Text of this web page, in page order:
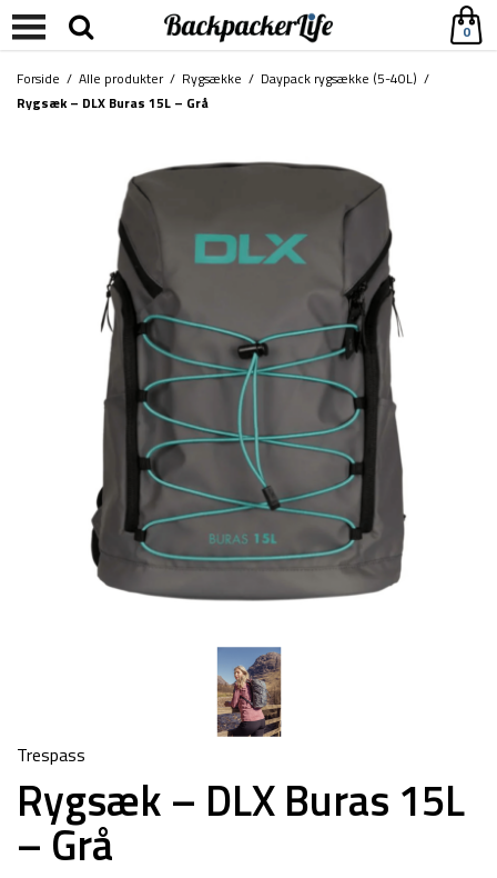
0
Forside / Alle produkter/ Rygsække / Daypack rygsække (5-40L) /
Rygsæk – DLX Buras 15L – Grå
Trespass
Rygsæk – DLX Buras 15L
– Grå